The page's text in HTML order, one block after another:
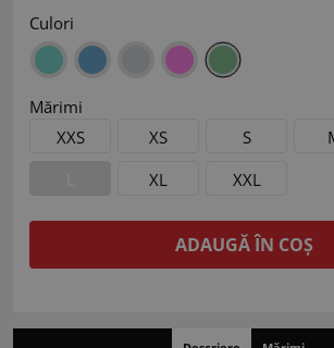
Culori
Mărimi
XXS
XS S
XL XXL
ADAUGĂ ÎN COȘ